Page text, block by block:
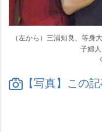
（左から）三浦知良、等身
子婦
【写真】この